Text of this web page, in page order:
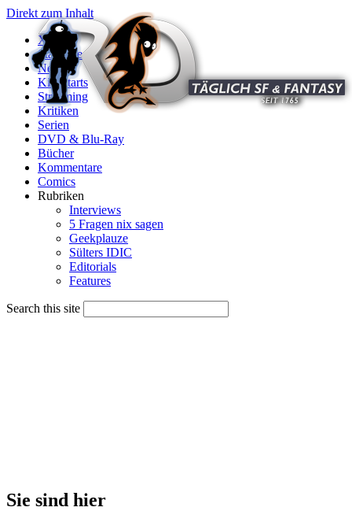
Direkt zum Inhalt
X
Startseite
News
Kinostarts
Streaming
Kritiken
Serien
DVD & Blu-Ray
Bücher
Kommentare
Comics
Rubriken
Interviews
5 Fragen nix sagen
Geekplauze
Sülters IDIC
Editorials
Features
Search this site
Sie sind hier